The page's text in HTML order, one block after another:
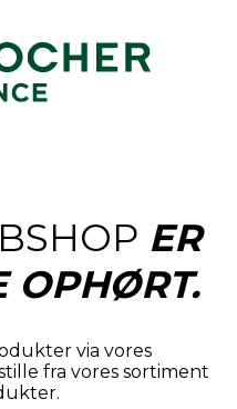
ER
OPHØRT.
via vores
fra vores sortiment